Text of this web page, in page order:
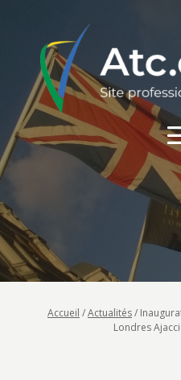
Accueil /Actualités/
Londres